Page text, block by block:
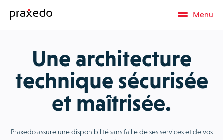
Menu
Une architecture
technique sécurisée
et maîtrisée.
Praxedo assure une disponibilité sans faille de ses services et de vos